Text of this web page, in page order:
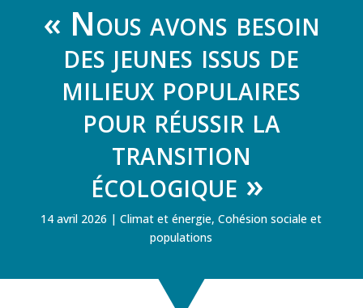
« Nous avons besoin
des jeunes issus de
milieux populaires
pour réussir la
transition
écologique »
14 avril 2026 Climat et énergie,Cohésion sociale et
populations